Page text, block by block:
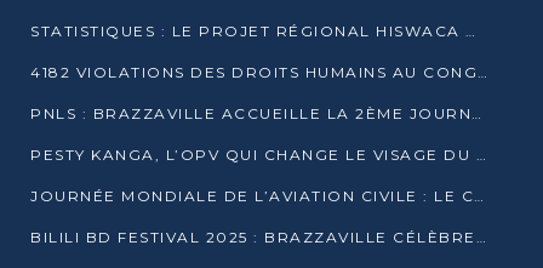
STATISTIQUES : LE PROJET RÉGIONAL HISWACA OFFICIELLEMENT LANCÉ AU CONGO
4182 VIOLATIONS DES DROITS HUMAINS AU CONGO EN 2025 SELON LE CAD
PNLS : BRAZZAVILLE ACCUEILLE LA 2ÈME JOURNÉE SCIENTIFIQUE SUR LE VIH/SIDA
PESTY KANGA, L’OPV QUI CHANGE LE VISAGE DU REPORTAGE AU CONGO
JOURNÉE MONDIALE DE L’AVIATION CIVILE : LE CONGO MISE SUR L’INNOVATION ET LA SÉCURITÉ
BILILI BD FESTIVAL 2025 : BRAZZAVILLE CÉLÈBRE DIX ANS DE CRÉATION GRAPHIQUE AFRICAINE